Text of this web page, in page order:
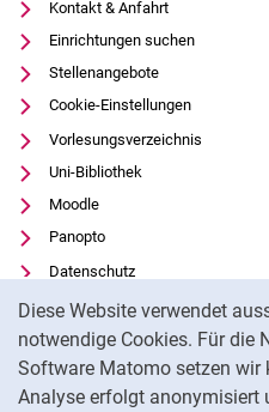
Diese Website verwendet
notwendige Cookies. Für die
Software Matomo setzen wir
Analyse erfolgt anonymisiert
Kontakt & Anfahrt
Einrichtungen suchen
Stellenangebote
Cookie-Einstellungen
Vorlesungsverzeichnis
Uni-Bibliothek
Moodle
Panopto
Datenschutz
Barrierefreiheit
Transparenter KI-Einsatz
Impressum